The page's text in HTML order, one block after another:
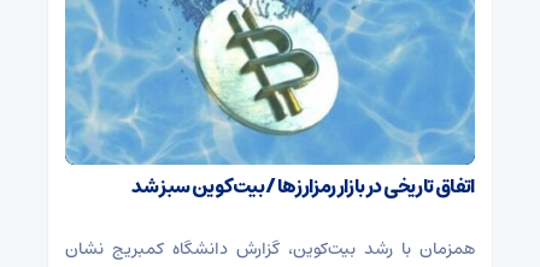
اتفاق تاریخی در بازار رمزارزها / بیت‌کوین سبز شد
همزمان با رشد بیت‌کوین، گزارش دانشگاه کمبریج نشان